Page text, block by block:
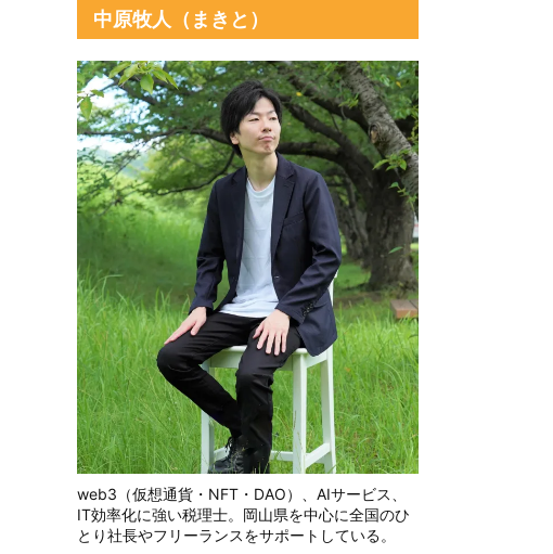
中原牧人（まきと）
web3（仮想通貨・NFT・DAO）、AIサービス、
IT効率化に強い税理士。岡山県を中心に全国のひ
とり社長やフリーランスをサポートしている。